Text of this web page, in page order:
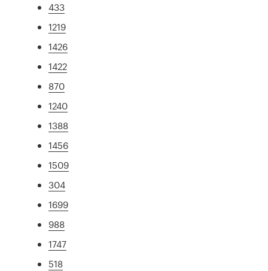
433
1219
1426
1422
870
1240
1388
1456
1509
304
1699
988
1747
518